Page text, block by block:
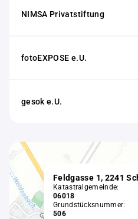
NIMSA Privatstiftung
fotoEXPOSE e.U.
gesok e.U.
Katastralgemeinde:
06018
Grundstücksnummer:
506